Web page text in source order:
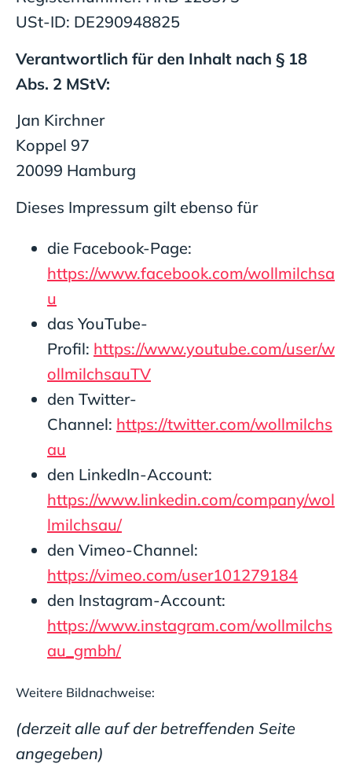
USt-ID: DE290948825
Verantwortlich für den Inhalt nach § 18
Abs. 2 MStV:
Jan Kirchner
Koppel 97
20099 Hamburg
Dieses Impressum gilt ebenso für
die Facebook-Page:
https://www.facebook.com/wollmilchsa
u
das YouTube-
Profil: https://www.youtube.com/user/w
ollmilchsauTV
den Twitter-
Channel: https://twitter.com/wollmilchs
au
den LinkedIn-Account:
https://www.linkedin.com/company/wol
lmilchsau/
den Vimeo-Channel:
https://vimeo.com/user101279184
den Instagram-Account:
https://www.instagram.com/wollmilchs
au_gmbh/
Weitere Bildnachweise:
(derzeit alle auf der betreffenden Seite
angegeben)